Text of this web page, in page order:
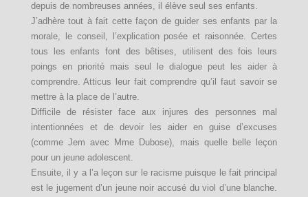
depuis de nombreuses années, il élève seul ses enfants.
J’adhère tout à fait cette façon de guider ses enfants par la
morale, le conseil, l’explication posée et raisonnée. Certes
tous les enfants font des bêtises, utilisent des fois leurs
poings en priorité mais seul le dialogue peut les aider à
comprendre. Atticus leur fait comprendre qu’il faut savoir se
mettre à la place de l’autre.
Difficile de résister face aux injures des personnes mal
intentionnées et de devoir les aider en guise d’excuses
(comme Jem avec Mme Dubose), mais quelle belle leçon
pour un jeune adolescent.
Ensuite, il y a l’a leçon sur le racisme puisque le fait principal
est le jugement d’un jeune noir accusé du viol d’une blanche.